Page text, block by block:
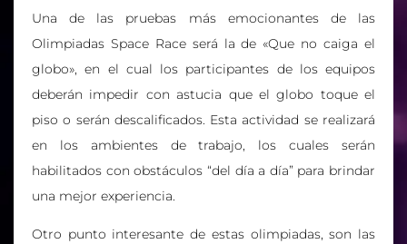
Una de las pruebas más emocionantes de las
Olimpiadas Space Race será la de «Que no caiga el
globo», en el cual los participantes de los equipos
deberán impedir con astucia que el globo toque el
piso o serán descalificados. Esta actividad se realizará
en los ambientes de trabajo, los cuales serán
habilitados con obstáculos “del día a día” para brindar
una mejor experiencia.
Otro punto interesante de estas olimpiadas, son las